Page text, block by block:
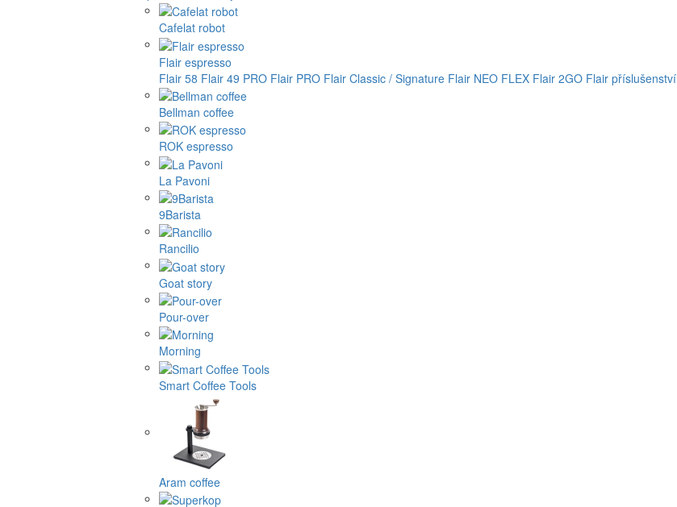
Cafelat robot
Flair espresso
Flair 58 Flair 49 PRO Flair PRO Flair Classic / Signature Flair NEO FLEX Flair 2GO Flair příslušenství
Bellman coffee
ROK espresso
La Pavoni
9Barista
Rancilio
Goat story
Pour-over
Morning
Smart Coffee Tools
Aram coffee